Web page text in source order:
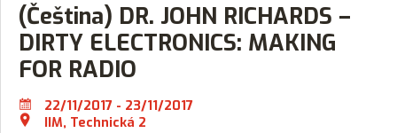
(Čeština) DR. JOHN RICHARDS –
DIRTY ELECTRONICS: MAKING
FOR RADIO
22/11/2017 - 23/11/2017
IIM, Technická 2